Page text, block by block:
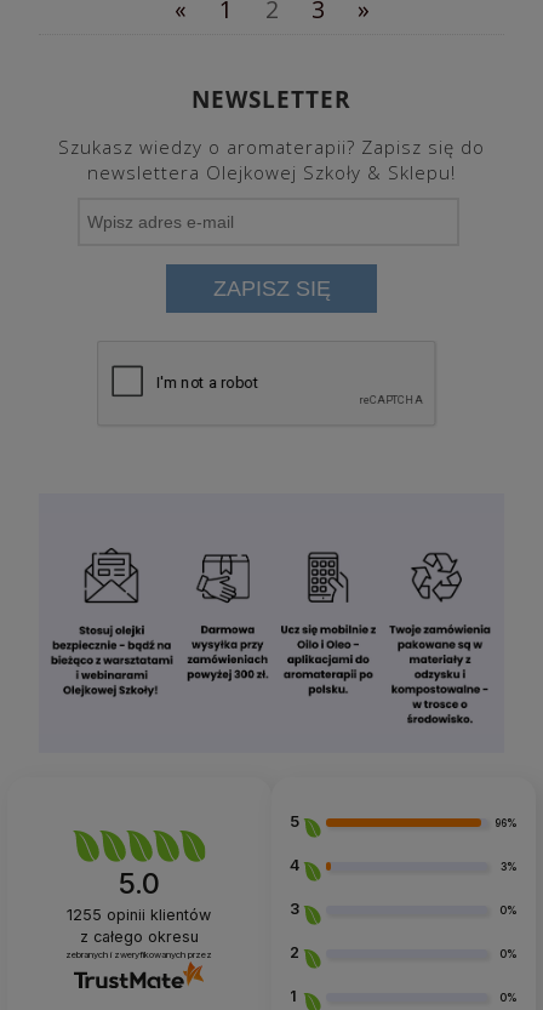
« 1 2 3 »
NEWSLETTER
Szukasz wiedzy o aromaterapii? Zapisz się do
newslettera Olejkowej Szkoły & Sklepu!
ZAPISZ SIĘ
5.0
1255 opinii klientów
z całego okresu
zebranych i zweryfikowanych przez
5 96%
4 3%
3 0%
2 0%
1 0%